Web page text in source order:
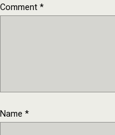
Comment*
Name *